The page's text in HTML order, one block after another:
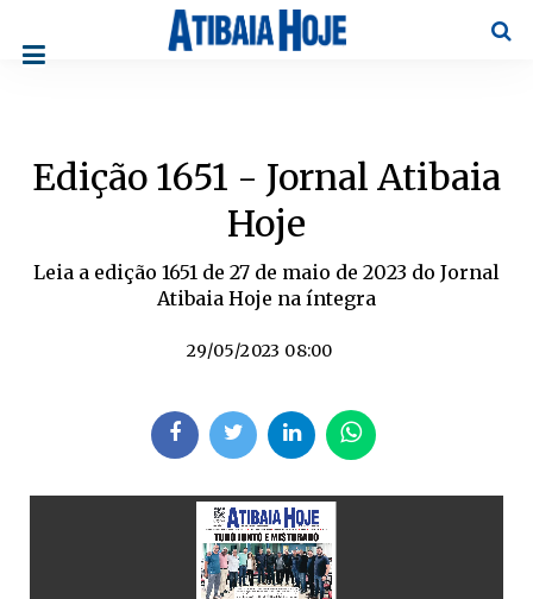
Edição 1651 - Jornal Atibaia
Hoje​
Leia a edição 1651 de 27 de maio de 2023 do Jornal
Atibaia Hoje na íntegra
29/05/2023 08:00